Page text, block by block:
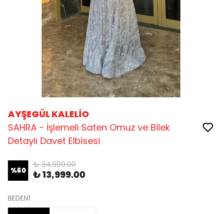
AYŞEGÜL KALELİO
SAHRA - İşlemeli Saten Omuz ve Bilek
Detaylı Davet Elbisesi
%60
₺ 34,999.00
₺ 13,999.00
BEDEN1